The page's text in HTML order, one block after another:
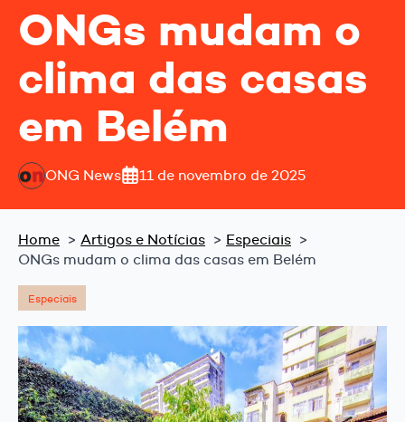
ONGs mudam o
clima das casas
em Belém
ONG News 11 de novembro de 2025
Home Artigos e Notícias
Especiais
ONGs mudam o clima das casas em Belém
Especiais